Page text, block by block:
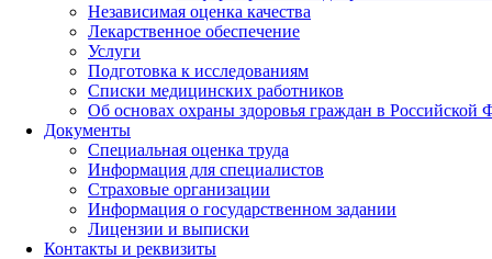
Независимая оценка качества
Лекарственное обеспечение
Услуги
Подготовка к исследованиям
Списки медицинских работников
Об основах охраны здоровья граждан в Российской
Документы
Специальная оценка труда
Информация для специалистов
Страховые организации
Информация о государственном задании
Лицензии и выписки
Контакты и реквизиты